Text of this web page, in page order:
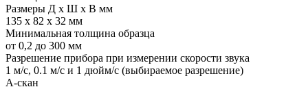
Размеры Д x Ш x В мм
135 х 82 х 32 мм
Минимальная толщина образца
от 0,2 до 300 мм
Разрешение прибора при измерении скорости звука
1 м/с, 0.1 м/с и 1 дюйм/с (выбираемое разрешение)
А-скан